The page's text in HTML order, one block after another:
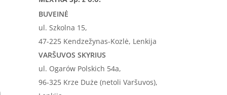
BUVEINĖ
ul. Szkolna 15,
47-225 Kendzežynas-Kozlė, Lenkija
VARŠUVOS SKYRIUS
ul. Ogarów Polskich 54a,
96-325 Krze Duże (netoli Varšuvos),